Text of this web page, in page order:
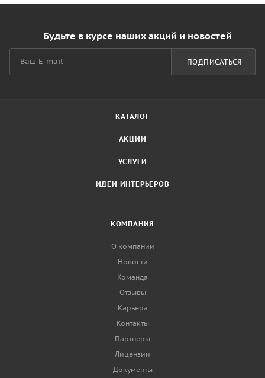
Будьте в курсе наших акций и новостей
ПОДПИСАТЬСЯ
КАТАЛОГ
АКЦИИ
УСЛУГИ
ИДЕИ ИНТЕРЬЕРОВ
КОМПАНИЯ
О компании
Новости
Команда
Отзывы
Карьера
Контакты
Партнеры
Лицензии
Документы